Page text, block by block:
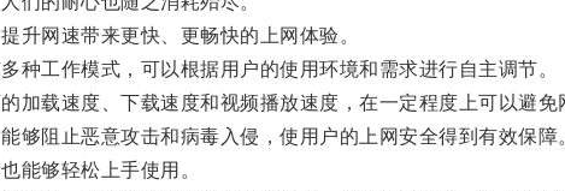
网速带来更快、更畅快的上网体验。
工作模式，可以根据用户的使用环境和需求进行自主调节。
载速度、下载速度和视频播放速度，在一定程度上可以避免
阻止恶意攻击和病毒入侵，使用户的上网安全得到有效保障
够轻松上手使用。